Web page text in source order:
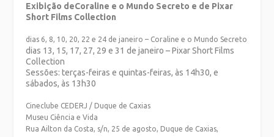
Exibição deCoraline e o Mundo Secreto e de Pixar
Short Films Collection
dias 6, 8, 10, 20, 22 e 24 de janeiro – Coraline e o Mundo Secreto
dias 13, 15, 17, 27, 29 e 31 de janeiro – Pixar Short Films
Collection
Sessões: terças-feiras e quintas-feiras, às 14h30, e
sábados, às 13h30
Cineclube CEDERJ / Duque de Caxias
Museu Ciência e Vida
Rua Ailton da Costa, s/n, 25 de agosto, Duque de Caxias,